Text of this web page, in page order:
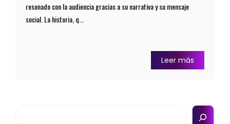
resonado con la audiencia gracias a su narrativa y su mensaje
social. La historia, q...
Leer más